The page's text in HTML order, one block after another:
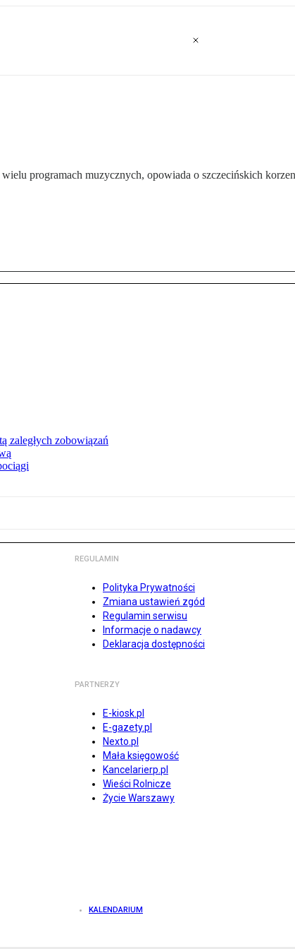
programach muzycznych, opowiada o szczecińskich
zaległych zobowiązań
REGULAMIN
Polityka Prywatności
Zmiana ustawień zgód
Regulamin serwisu
Informacje o nadawcy
Deklaracja dostępności
PARTNERZY
E-kiosk.pl
E-gazety.pl
Nexto.pl
Mała księgowość
Kancelarierp.pl
Wieści Rolnicze
Życie Warszawy
KALENDARIUM